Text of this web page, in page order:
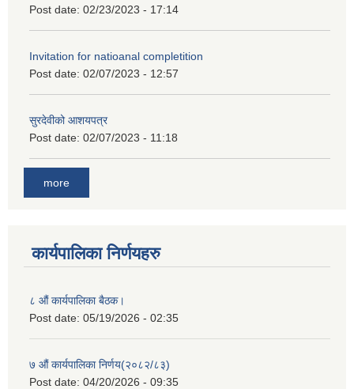
Post date: 02/23/2023 - 17:14
Invitation for natioanal completition
Post date: 02/07/2023 - 12:57
सुरदेवीको आशयपत्र
Post date: 02/07/2023 - 11:18
more
कार्यपालिका निर्णयहरु
८ औं कार्यपालिका बैठक।
Post date: 05/19/2026 - 02:35
७ औं कार्यपालिका निर्णय(२०८२/८३)
Post date: 04/20/2026 - 09:35